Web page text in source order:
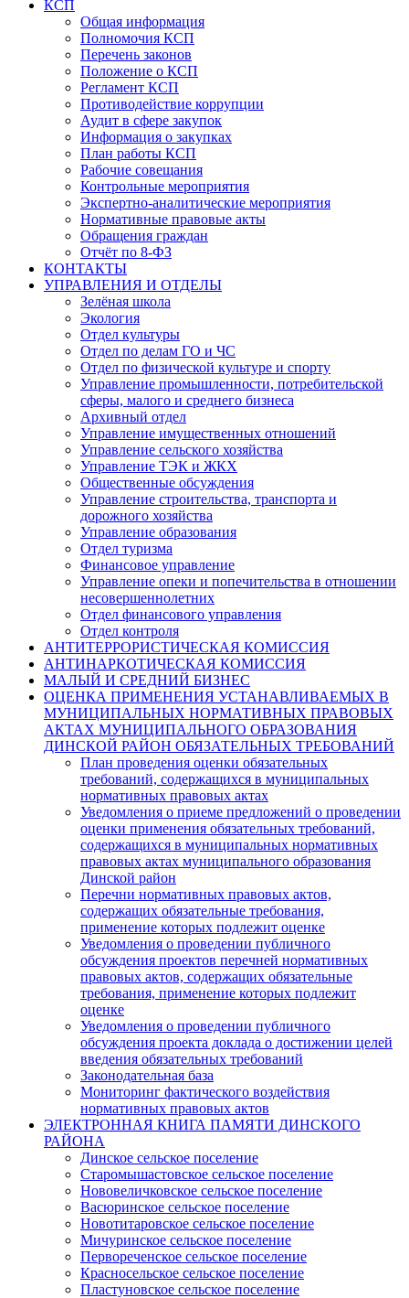
КСП
Общая информация
Полномочия КСП
Перечень законов
Положение о КСП
Регламент КСП
Противодействие коррупции
Аудит в сфере закупок
Информация о закупках
План работы КСП
Рабочие совещания
Контрольные мероприятия
Экспертно-аналитические мероприятия
Нормативные правовые акты
Обращения граждан
Отчёт по 8-ФЗ
КОНТАКТЫ
УПРАВЛЕНИЯ И ОТДЕЛЫ
Зелёная школа
Экология
Отдел культуры
Отдел по делам ГО и ЧС
Отдел по физической культуре и спорту
Управление промышленности, потребительской
сферы, малого и среднего бизнеса
Архивный отдел
Управление имущественных отношений
Управление сельского хозяйства
Управление ТЭК и ЖКХ
Общественные обсуждения
Управление строительства, транспорта и
дорожного хозяйства
Управление образования
Отдел туризма
Финансовое управление
Управление опеки и попечительства в отношении
несовершеннолетних
Отдел финансового управления
Отдел контроля
АНТИТЕРРОРИСТИЧЕСКАЯ КОМИССИЯ
АНТИНАРКОТИЧЕСКАЯ КОМИССИЯ
МАЛЫЙ И СРЕДНИЙ БИЗНЕС
ОЦЕНКА ПРИМЕНЕНИЯ УСТАНАВЛИВАЕМЫХ В
МУНИЦИПАЛЬНЫХ НОРМАТИВНЫХ ПРАВОВЫХ
АКТАХ МУНИЦИПАЛЬНОГО ОБРАЗОВАНИЯ
ДИНСКОЙ РАЙОН ОБЯЗАТЕЛЬНЫХ ТРЕБОВАНИЙ
План проведения оценки обязательных
требований, содержащихся в муниципальных
нормативных правовых актах
Уведомления о приеме предложений о проведении
оценки применения обязательных требований,
содержащихся в муниципальных нормативных
правовых актах муниципального образования
Динской район
Перечни нормативных правовых актов,
содержащих обязательные требования,
применение которых подлежит оценке
Уведомления о проведении публичного
обсуждения проектов перечней нормативных
правовых актов, содержащих обязательные
требования, применение которых подлежит
оценке
Уведомления о проведении публичного
обсуждения проекта доклада о достижении целей
введения обязательных требований
Законодательная база
Мониторинг фактического воздействия
нормативных правовых актов
ЭЛЕКТРОННАЯ КНИГА ПАМЯТИ ДИНСКОГО
РАЙОНА
Динское сельское поселение
Старомышастовское сельское поселение
Нововеличковское сельское поселение
Васюринское сельское поселение
Новотитаровское сельское поселение
Мичуринское сельское поселение
Первореченское сельское поселение
Красносельское сельское поселение
Пластуновское сельское поселение